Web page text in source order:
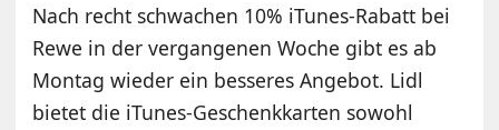
Nach recht schwachen 10% iTunes-Rabatt bei
Rewe in der vergangenen Woche gibt es ab
Montag wieder ein besseres Angebot. Lidl
bietet die iTunes-Geschenkkarten sowohl